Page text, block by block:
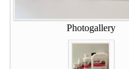
Photogallery